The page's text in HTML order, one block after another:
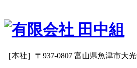
［本社］〒937-0807 富山県魚津市大